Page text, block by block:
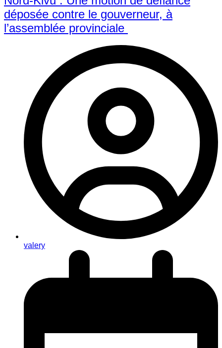
déposée contre le gouverneur, à
l’assemblée provinciale
valery